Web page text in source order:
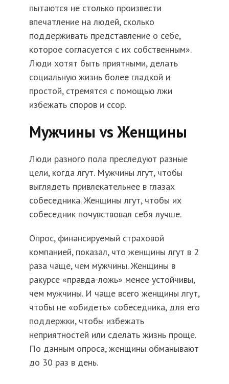
пытаются не столько произвести
впечатление на людей, сколько
поддерживать представление о себе,
которое согласуется с их собственным».
Люди хотят быть приятными, делать
социальную жизнь более гладкой и
простой, стремятся с помощью лжи
избежать споров и ссор.
Мужчины vs Женщины
Люди разного пола преследуют разные
цели, когда лгут. Мужчины лгут, чтобы
выглядеть привлекательнее в глазах
собеседника. Женщины лгут, чтобы их
собеседник почувствовал себя лучше.
Опрос, финансируемый страховой
компанией, показал, что женщины лгут в 2
раза чаще, чем мужчины. Женщины в
ракурсе «правда-ложь» менее устойчивы,
чем мужчины. И чаще всего женщины лгут,
чтобы не «обидеть» собеседника, для его
поддержки, чтобы избежать
неприятностей или сделать жизнь проще.
По данным опроса, женщины обманывают
до 30 раз в день.